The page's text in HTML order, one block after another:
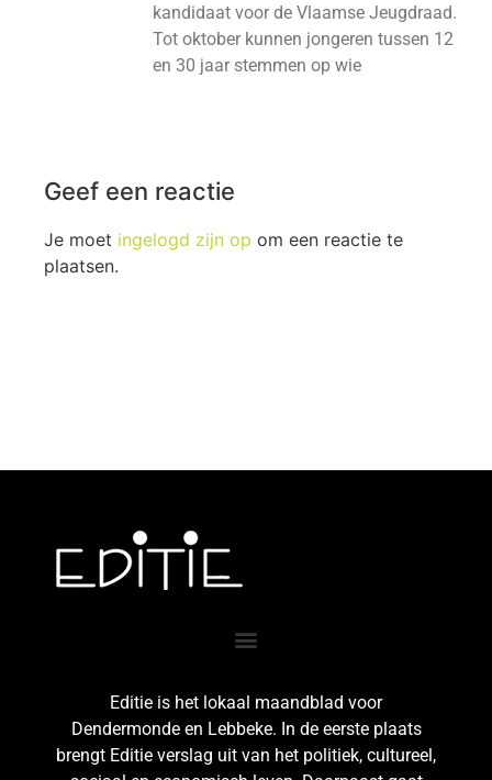
kandidaat voor de Vlaamse Jeugdraad.
Tot oktober kunnen jongeren tussen 12
en 30 jaar stemmen op wie
Geef een reactie
Je moet ingelogd zijn op om een reactie te
plaatsen.
Editie is het lokaal maandblad voor
Dendermonde en Lebbeke. In de eerste plaats
brengt Editie verslag uit van het politiek, cultureel,